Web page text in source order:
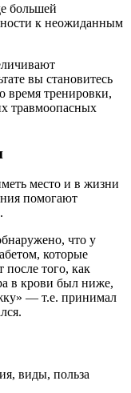
большей
к неожиданным
вы становитесь
время тренировки,
травмоопасных
место и в жизни
помогают
что у
которые
того, как
в крови был ниже,
— т.е. принимал